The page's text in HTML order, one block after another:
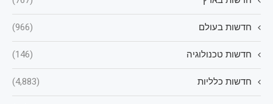
חדשות בעולם (966)
חדשות טכנולוגיה (146)
חדשות כלליות (4,883)